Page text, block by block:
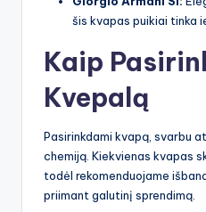
šis kvapas puikiai tinka
Kaip
Kvepalą
Pasirinkdami kvapą, svarbu
chemiją. Kiekvienas kvapas
todėl rekomenduojame
priimant galutinį sprendimą.